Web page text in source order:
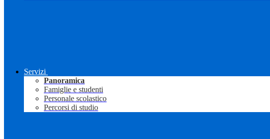
Servizi
Panoramica
Famiglie e studenti
Personale scolastico
Percorsi di studio